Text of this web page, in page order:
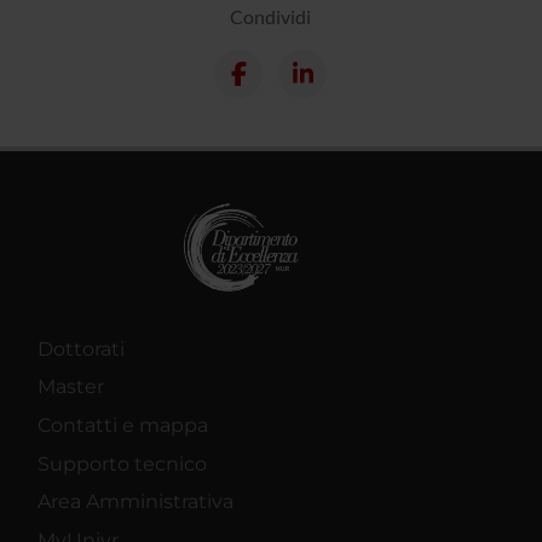
Condividi
Dottorati
Master
Contatti e mappa
Supporto tecnico
Area Amministrativa